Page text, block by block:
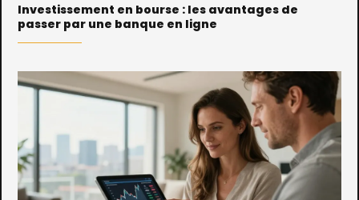
Investissement en bourse : les avantages de
passer par une banque en ligne